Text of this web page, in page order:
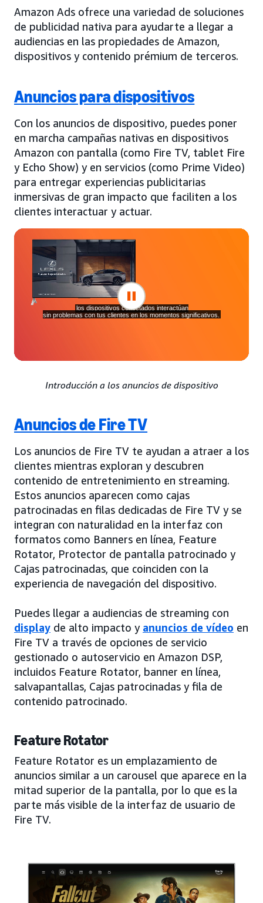
Amazon Ads ofrece una variedad de soluciones
de publicidad nativa para ayudarte a llegar a
audiencias en las propiedades de Amazon,
dispositivos y contenido prémium de terceros.
Anuncios para dispositivos
Con los anuncios de dispositivo, puedes poner
en marcha campañas nativas en dispositivos
Amazon con pantalla (como Fire TV, tablet Fire
y Echo Show) y en servicios (como Prime Video)
para entregar experiencias publicitarias
inmersivas de gran impacto que faciliten a los
clientes interactuar y actuar.
Introducción a los anuncios de dispositivo
Anuncios de Fire TV
Los anuncios de Fire TV te ayudan a atraer a los
clientes mientras exploran y descubren
contenido de entretenimiento en streaming.
Estos anuncios aparecen como cajas
patrocinadas en filas dedicadas de Fire TV y se
integran con naturalidad en la interfaz con
formatos como Banners en línea, Feature
Rotator, Protector de pantalla patrocinado y
Cajas patrocinadas, que coinciden con la
experiencia de navegación del dispositivo.
Puedes llegar a audiencias de streaming con
display de alto impacto y anuncios de vídeo en
Fire TV a través de opciones de servicio
gestionado o autoservicio en Amazon DSP,
incluidos Feature Rotator, banner en línea,
salvapantallas, Cajas patrocinadas y fila de
contenido patrocinado.
Feature Rotator
Feature Rotator es un emplazamiento de
anuncios similar a un carousel que aparece en la
mitad superior de la pantalla, por lo que es la
parte más visible de la interfaz de usuario de
Fire TV.